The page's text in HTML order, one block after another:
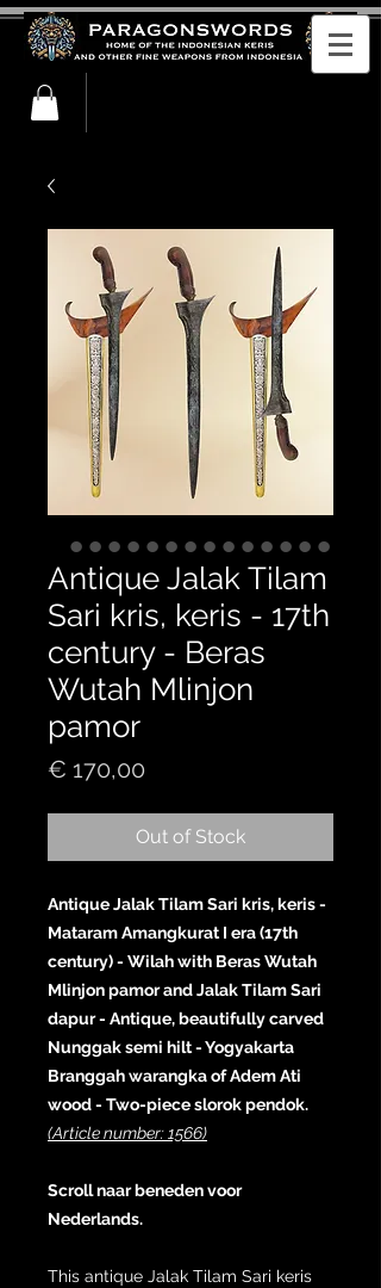
Antique Jalak Tilam
Sari kris, keris - 17th
century - Beras
Wutah Mlinjon
pamor
€ 170,00
Out of Stock
Antique Jalak Tilam Sari kris, keris -
Mataram Amangkurat I era (17th
century) - Wilah with Beras Wutah
Mlinjon pamor and Jalak Tilam Sari
dapur - Antique, beautifully carved
Nunggak semi hilt - Yogyakarta
Branggah warangka of Adem Ati
wood - Two-piece slorok pendok.
(Article number: 1566)
Scroll naar beneden voor
Nederlands.
This antique Jalak Tilam Sari keris